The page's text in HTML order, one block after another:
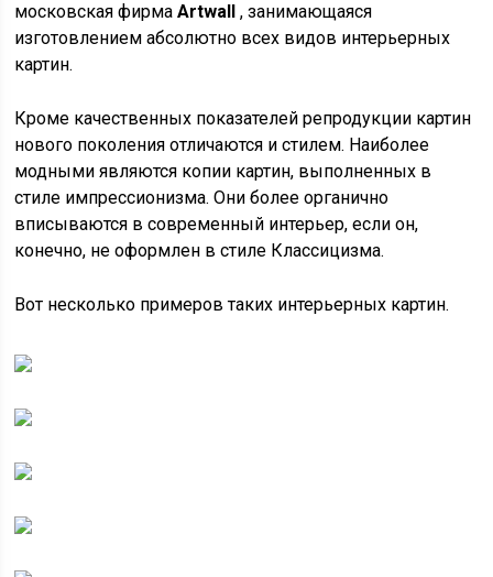
московская фирмаArtwall , занимающаяся
изготовлением абсолютно всех видов интерьерных
картин.
Кроме качественных показателей репродукции картин
нового поколения отличаются и стилем. Наиболее
модными являются копии картин, выполненных в
стиле импрессионизма. Они более органично
вписываются в современный интерьер, если он,
конечно, не оформлен в стиле Классицизма.
Вот несколько примеров таких интерьерных картин.